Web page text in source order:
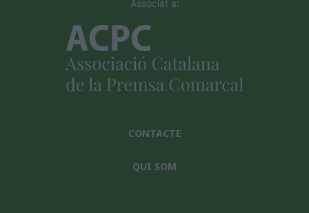
Associat a:
CONTACTE
QUI SOM